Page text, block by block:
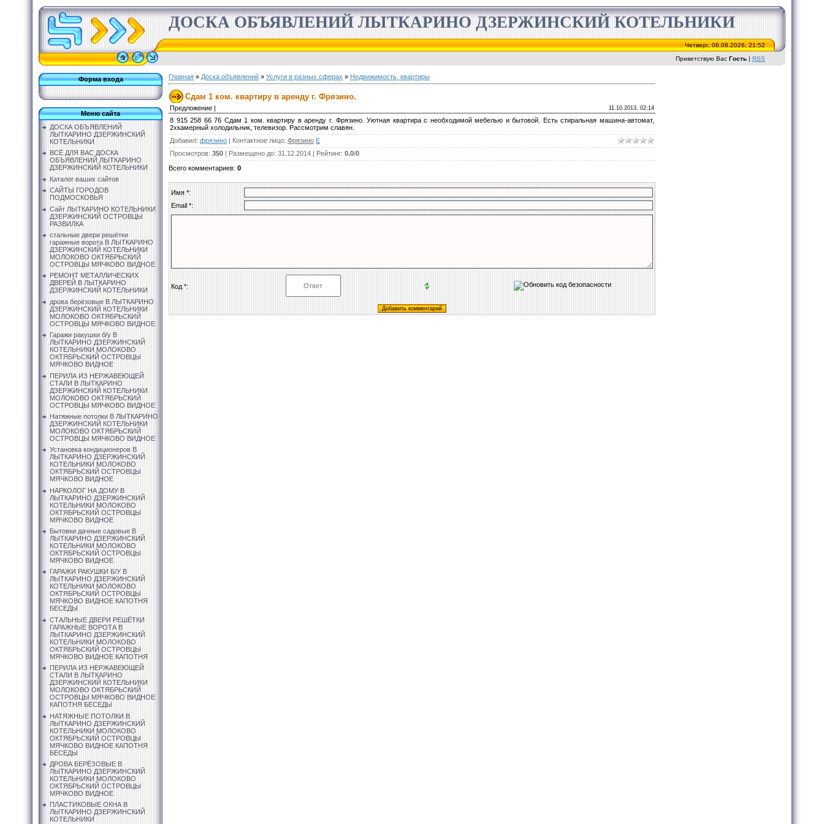
ДОСКА ОБЪЯВЛЕНИЙ ЛЫТКАРИНО ДЗЕРЖИНСКИЙ КОТЕЛЬНИКИ
Четверг, 06.08.2026, 21:52
Приветствую Вас Гость | RSS
Форма входа
Меню сайта
ДОСКА ОБЪЯВЛЕНИЙ
ЛЫТКАРИНО ДЗЕРЖИНСКИЙ
КОТЕЛЬНИКИ
ВСЁ ДЛЯ ВАС ДОСКА
ОБЪЯВЛЕНИЙ ЛЫТКАРИНО
ДЗЕРЖИНСКИЙ КОТЕЛЬНИКИ
Каталог ваших сайтов
САЙТЫ ГОРОДОВ
ПОДМОСКОВЬЯ
Сайт ЛЫТКАРИНО КОТЕЛЬНИКИ
ДЗЕРЖИНСКИЙ ОСТРОВЦЫ
РАЗВИЛКА
стальные двери решётки
гаражные ворота В ЛЫТКАРИНО
ДЗЕРЖИНСКИЙ КОТЕЛЬНИКИ
МОЛОКОВО ОКТЯБРЬСКИЙ
ОСТРОВЦЫ МЯЧКОВО ВИДНОЕ
РЕМОНТ МЕТАЛЛИЧЕСКИХ
ДВЕРЕЙ В ЛЫТКАРИНО
ДЗЕРЖИНСКИЙ КОТЕЛЬНИКИ
дрова берёзовые В ЛЫТКАРИНО
ДЗЕРЖИНСКИЙ КОТЕЛЬНИКИ
МОЛОКОВО ОКТЯБРЬСКИЙ
ОСТРОВЦЫ МЯЧКОВО ВИДНОЕ
Гаражи ракушки б/у В
ЛЫТКАРИНО ДЗЕРЖИНСКИЙ
КОТЕЛЬНИКИ МОЛОКОВО
ОКТЯБРЬСКИЙ ОСТРОВЦЫ
МЯЧКОВО ВИДНОЕ
ПЕРИЛА ИЗ НЕРЖАВЕЮЩЕЙ
СТАЛИ В ЛЫТКАРИНО
ДЗЕРЖИНСКИЙ КОТЕЛЬНИКИ
МОЛОКОВО ОКТЯБРЬСКИЙ
ОСТРОВЦЫ МЯЧКОВО ВИДНОЕ
Натяжные потолки В ЛЫТКАРИНО
ДЗЕРЖИНСКИЙ КОТЕЛЬНИКИ
МОЛОКОВО ОКТЯБРЬСКИЙ
ОСТРОВЦЫ МЯЧКОВО ВИДНОЕ
Установка кондиционеров В
ЛЫТКАРИНО ДЗЕРЖИНСКИЙ
КОТЕЛЬНИКИ МОЛОКОВО
ОКТЯБРЬСКИЙ ОСТРОВЦЫ
МЯЧКОВО ВИДНОЕ
НАРКОЛОГ НА ДОМУ В
ЛЫТКАРИНО ДЗЕРЖИНСКИЙ
КОТЕЛЬНИКИ МОЛОКОВО
ОКТЯБРЬСКИЙ ОСТРОВЦЫ
МЯЧКОВО ВИДНОЕ
Бытовки дачные садовые В
ЛЫТКАРИНО ДЗЕРЖИНСКИЙ
КОТЕЛЬНИКИ МОЛОКОВО
ОКТЯБРЬСКИЙ ОСТРОВЦЫ
МЯЧКОВО ВИДНОЕ
ГАРАЖИ РАКУШКИ Б/У В
ЛЫТКАРИНО ДЗЕРЖИНСКИЙ
КОТЕЛЬНИКИ МОЛОКОВО
ОКТЯБРЬСКИЙ ОСТРОВЦЫ
МЯЧКОВО ВИДНОЕ КАПОТНЯ
БЕСЕДЫ
СТАЛЬНЫЕ ДВЕРИ РЕШЁТКИ
ГАРАЖНЫЕ ВОРОТА В
ЛЫТКАРИНО ДЗЕРЖИНСКИЙ
КОТЕЛЬНИКИ МОЛОКОВО
ОКТЯБРЬСКИЙ ОСТРОВЦЫ
МЯЧКОВО ВИДНОЕ КАПОТНЯ
ПЕРИЛА ИЗ НЕРЖАВЕЮЩЕЙ
СТАЛИ В ЛЫТКАРИНО
ДЗЕРЖИНСКИЙ КОТЕЛЬНИКИ
МОЛОКОВО ОКТЯБРЬСКИЙ
ОСТРОВЦЫ МЯЧКОВО ВИДНОЕ
КАПОТНЯ БЕСЕДЫ
НАТЯЖНЫЕ ПОТОЛКИ В
ЛЫТКАРИНО ДЗЕРЖИНСКИЙ
КОТЕЛЬНИКИ МОЛОКОВО
ОКТЯБРЬСКИЙ ОСТРОВЦЫ
МЯЧКОВО ВИДНОЕ КАПОТНЯ
БЕСЕДЫ
ДРОВА БЕРЁЗОВЫЕ В
ЛЫТКАРИНО ДЗЕРЖИНСКИЙ
КОТЕЛЬНИКИ МОЛОКОВО
ОКТЯБРЬСКИЙ ОСТРОВЦЫ
МЯЧКОВО ВИДНОЕ
ПЛАСТИКОВЫЕ ОКНА В
ЛЫТКАРИНО ДЗЕРЖИНСКИЙ
КОТЕЛЬНИКИ
Главная » Доска объявлений » Услуги в разных сферах » Недвижимость, квартиры
Сдам 1 ком. квартиру в аренду г. Фрязино.
Предложение | 11.10.2013, 02:14
8 915 258 66 76 Сдам 1 ком. квартиру в аренду г. Фрязино. Уютная квартира с необходимой мебелью и бытовой. Есть стиральная машина-автомат,
2хкамерный холодильник, телевизор. Рассмотрим славян.
Добавил: фрязино | Контактное лицо: Фрязино E
Просмотров: 350 | Размещено до: 31.12.2014 | Рейтинг: 0.0/0
Всего комментариев: 0
Имя *:
Email *:
Код *: